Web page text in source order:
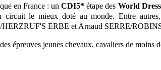
en France : unCDI5* étape des World
circuit le mieux doté au monde. Entre
ERBE et Arnaud SERRE/
épreuves jeunes chevaux, cavaliers de moins